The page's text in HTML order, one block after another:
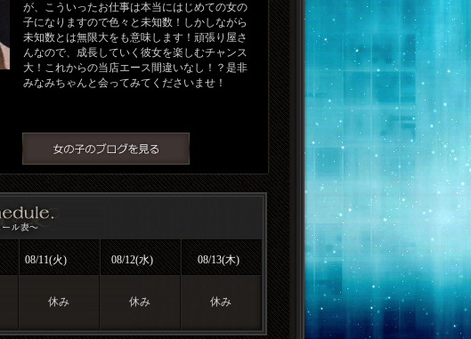
が、こういったお仕事は本当にはじめての女の
子になりますので色々と未知数！しかしながら
未知数とは無限大をも意味します！頑張り屋さ
んなので、成長していく彼女を楽しむチャンス
大！これからの当店エース間違いなし！？是非
みなみちゃんと会ってみてくださいませ！
08/11(火) 08/12(水) 08/13(木)
休み 休み 休み